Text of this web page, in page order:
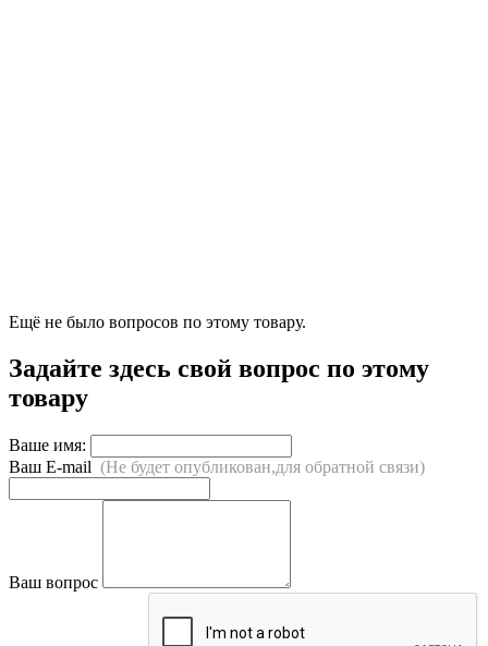
Ещё не было вопросов по этому товару.
Задайте здесь свой вопрос по этому
товару
Ваше имя:
Ваш E-mail (Не будет опубликован,для обратной связи)
Ваш вопрос